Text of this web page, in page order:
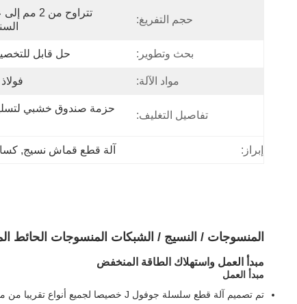
حجم التفريغ:
بحث وتطوير: حل قابل
مواد الآلة:
تفاصيل التغليف:
إبراز: آلة قطع قماش نسيج,
المنسوجات / النسيج / الشبكات المنسوجات الحائط
مبدأ العمل واستهلاك الطاقة المنخفض
مبدأ العمل
تم تصميم آلة قطع سلسلة جوفول J خصيصا لجميع أنواع تقريبا من مواد ناعمة إعادة تدوير قطع